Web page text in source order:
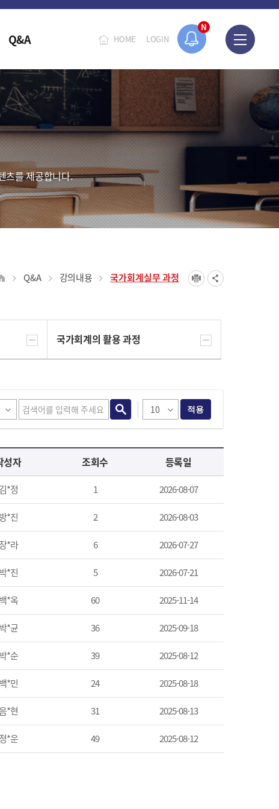
N
HOME LOGIN
Q&A
츠를 제공합니다.
Q&A 강의내용 국가회계실무 과정
국가회계의 활용 과정
적용
성자 조회수 등록일
김*정 1 2026-08-07
방*진 2 2026-08-03
장*라 6 2026-07-27
박*진 5 2026-07-21
백*옥 60 2025-11-14
박*균 36 2025-09-18
박*순 39 2025-08-12
백*민 24 2025-08-18
*현 31 2025-08-13
정*운 49 2025-08-12